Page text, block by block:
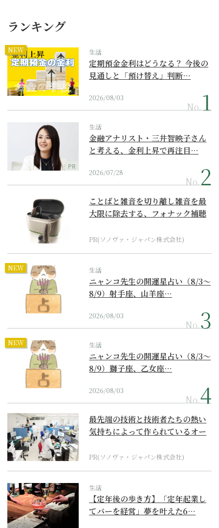
ランキング
NEW 生活
定期預金金利はどうなる？ 今後の
見通しと「預け替え」判断…
2026/08/03
No.
PR
生活
金融アナリスト・三井智映子さん
と考える、金利上昇で再注目…
2026/07/28
No.
ことばと雑音を切り離し雑音を最
大限に除去する、フォナック補聴
PR(ソノヴァ・ジャパン株式会社)
NEW 生活
ニャンコ先生の開運星占い（8/3～
8/9）射手座、山羊座…
2026/08/03
No.
NEW 生活
ニャンコ先生の開運星占い（8/3～
8/9）獅子座、乙女座…
2026/08/03
No.
最先端の技術と技術者たちの熱い
気持ちによって作られているオー
PR(ソノヴァ・ジャパン株式会社)
生活
【定年後の歩き方】「定年起業し
てバーを経営」夢を叶えた6…